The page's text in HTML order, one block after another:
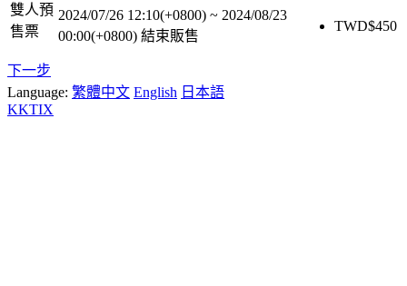
雙人預
售票
2024/07/26 12:10(+0800) ~ 2024/08/23
00:00(+0800) 結束販售
TWD$450
下一步
Language: 繁體中文 English 日本語
KKTIX